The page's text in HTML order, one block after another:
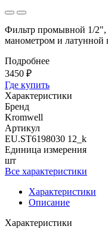
Фильтр промывной 1/2",
манометром и латунной
Подробнее
3450 ₽
Где купить
Характеристики
Бренд
Kromwell
Артикул
EU.ST6198030 12_k
Единица измерения
шт
Все характеристики
Характеристики
Описание
Характеристики